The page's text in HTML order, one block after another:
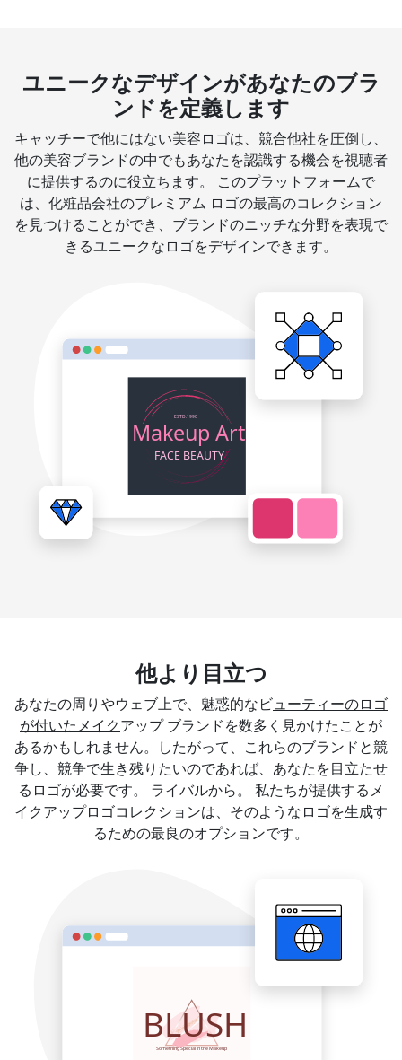
ユニークなデザインがあなたのブラ
ンドを定義します
キャッチーで他にはない美容ロゴは、競合他社を圧倒し、
他の美容ブランドの中でもあなたを認識する機会を視聴者
に提供するのに役立ちます。 このプラットフォームで
は、化粧品会社のプレミアム ロゴの最高のコレクション
を見つけることができ、ブランドのニッチな分野を表現で
きるユニークなロゴをデザインできます。
他より目立つ
あなたの周りやウェブ上で、魅惑的なビ ューティーのロゴ
が付いたメイク アップ ブランドを数多く見かけたことが
あるかもしれません。したがって、これらのブランドと競
争し、競争で生き残りたいのであれば、あなたを目立たせ
るロゴが必要です。 ライバルから。 私たちが提供するメ
イクアップロゴコレクションは、そのようなロゴを生成す
るための最良のオプションです。